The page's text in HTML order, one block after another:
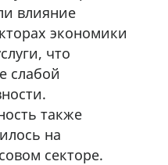
влияние
экономики
что
слабой
также
на
секторе.